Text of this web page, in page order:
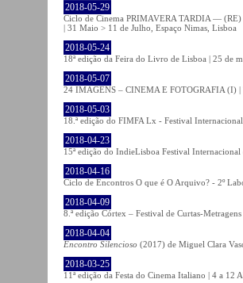
2018-05-29
Ciclo de Cinema PRIMAVERA TARDIA — (RE)
| 31 Maio > 11 de Julho, Espaço Nimas, Lisboa
2018-05-24
18ª edição da Feira do Livro de Lisboa | 25 de
2018-05-07
24 IMAGENS – CINEMA E FOTOGRAFIA (I) |
2018-05-03
18.ª edição do FIMFA Lx - Festival
2018-04-23
15ª edição do IndieLisboa Festival
2018-04-16
Ciclo de Encontros O que é O Arquivo? - 2º
2018-04-09
8.ª edição Córtex – Festival de Curtas-
2018-04-04
Encontro Silencioso (2017) de Miguel Clara
2018-03-25
11ª edição da Festa do Cinema Italiano | 4 a 12